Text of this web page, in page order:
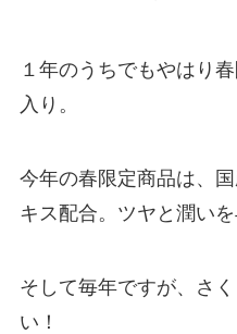
１年のうちでもやはり
入り。
今年の春限定商品は、
キス配合。ツヤと潤いを
そして毎年ですが、さ
い！